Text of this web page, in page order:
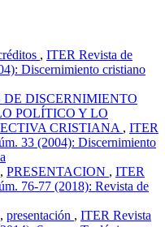
, ITER Revista de
Discernimiento cristiano
DE DISCERNIMIENTO
POLÍTICO Y LO
CRISTIANA , ITER
33 (2004): Discernimiento
PRESENTACION , ITER
76-77 (2018): Revista de
presentación , ITER Revista